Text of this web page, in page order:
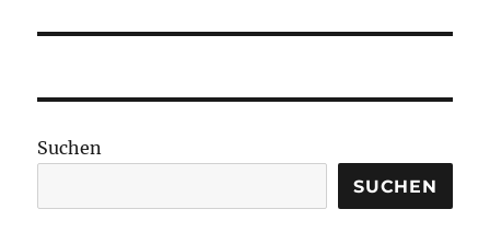
Suchen
SUCHEN